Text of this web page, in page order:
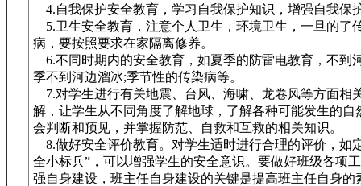
4.自我保护安全教育，学习自我保护知识，增强自我保
5.卫生安全教育，注意个人卫生，环境卫生，一旦的了
病，要按照要求在家隔离修养。
6.不同时期内的安全教育，如夏季的防雷电教育，不到
季不到河边溜冰;季节性的传染病等。
7.对学生进行有关地震、台风、海啸、龙卷风等方面相
解，让学生从不同角度了解地球，了解各种可能发生的自
会判断和预见，并掌握防范、自救和互救的相关知识。
8.做好安全评价教育。对学生适时进行合理的评价，如
全小标兵”，可以增强学生的安全意识。要做好班级各项
强自身建设，班主任自身建设的关键是提高班主任自身的